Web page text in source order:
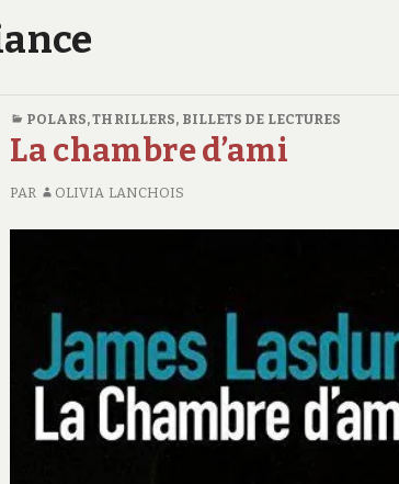
POLARS, THRILLERS, BILLETS DE LECTURES
La chambre d’ami
PAR OLIVIA LANCHOIS